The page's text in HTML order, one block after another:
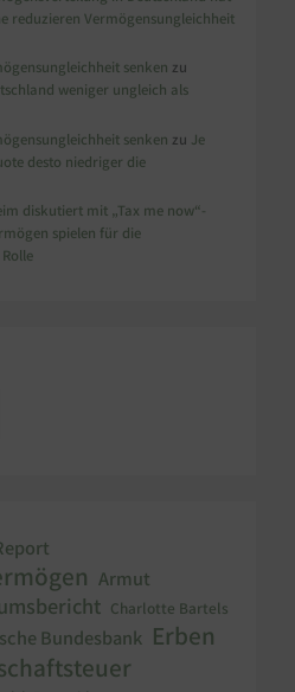
reduzieren Vermögensungleichheit
senken zu
weniger ungleich als
senken zu Je
desto niedriger die
diskutiert mit „Tax me now“-
spielen für die
Armut
Charlotte Bartels
Bundesbank Erben